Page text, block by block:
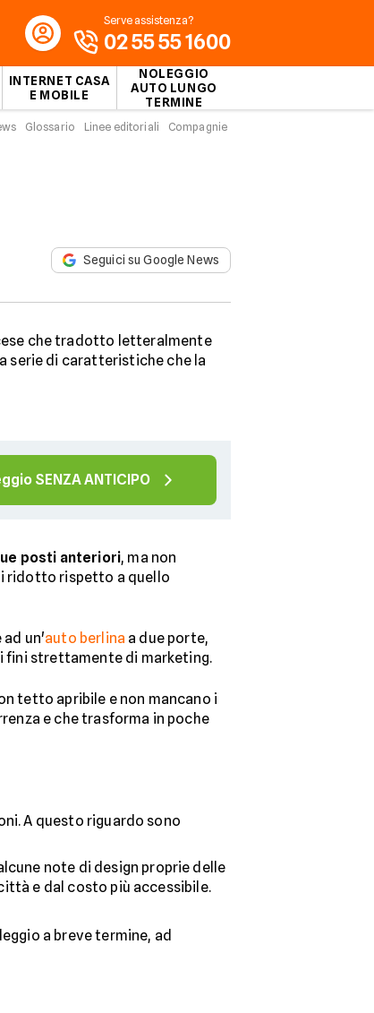
INTERNET CASA
E MOBILE
NOLEGGIO
AUTO LUNGO
TERMINE
Serve assistenza?
02 55 55 1600
Glossario Linee editoriali Compagnie
Seguici su Google News
che tradotto letteralmente
serie di caratteristiche che la
SENZA ANTICIPO
posti anteriori, ma non
ridotto rispetto a quello
ad un'auto berlina a due porte,
fini strettamente di marketing.
tetto apribile e non mancano i
e che trasforma in poche
A questo riguardo sono
note di design proprie delle
e dal costo più accessibile.
a breve termine, ad